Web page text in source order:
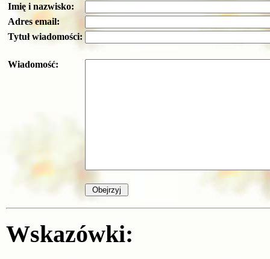
Imię i nazwisko:
Adres email:
Tytuł wiadomości:
Wiadomość:
Wskazówki: